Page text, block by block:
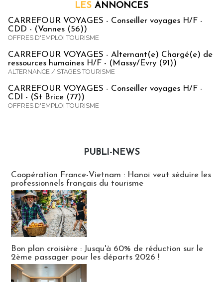
LES ANNONCES
CARREFOUR VOYAGES - Conseiller voyages H/F -
CDD - (Vannes (56))
OFFRES D'EMPLOI TOURISME
CARREFOUR VOYAGES - Alternant(e) Chargé(e) de
ressources humaines H/F - (Massy/Evry (91))
ALTERNANCE / STAGES TOURISME
CARREFOUR VOYAGES - Conseiller voyages H/F -
CDI - (St Brice (77))
OFFRES D'EMPLOI TOURISME
PUBLI-NEWS
Coopération France-Vietnam : Hanoï veut séduire les
professionnels français du tourisme
Bon plan croisière : Jusqu'à 60% de réduction sur le
2ème passager pour les départs 2026 !